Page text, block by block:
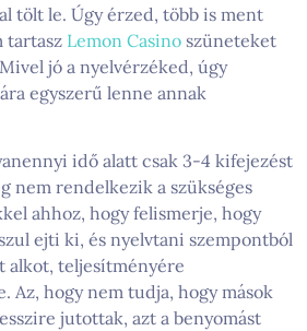
tölt le. Úgy érzed, több is ment
tartasz Lemon Casino szüneteket
jó a nyelvérzéked, úgy
egyszerű lenne annak
idő alatt csak 3-4 kifejezést
nem rendelkezik a szükséges
ahhoz, hogy felismerje, hogy
ejti ki, és nyelvtani szempontból
alkot, teljesítményére
Az, hogy nem tudja, hogy mások
jutottak, azt a benyomást